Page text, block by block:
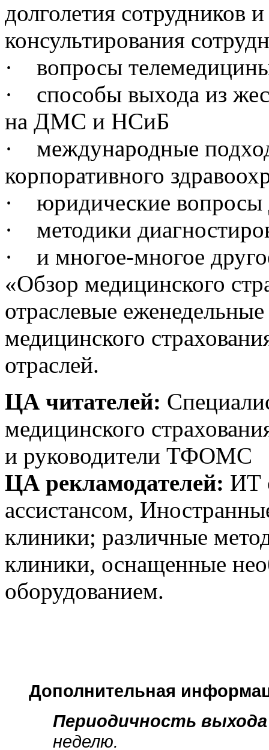
долголетия сотрудников
консультирования
· вопросы
· способы выхода из
на ДМС и НСиБ
· международные
корпоративного
· юридические вопросы
· методики
· и многое-многое
«Обзор медицинского
отраслевые
медицинского
отраслей.
ЦА читателей:
медицинского
и руководители ТФОМС
ЦА рекламодателей: ИТ
ассистансом,
клиники; различные
клиники, оснащенные
оборудованием.
Дополнительная
Периодичность выхода
неделю.